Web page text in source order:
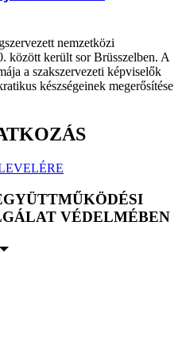
nemzetközi
között került sor Brüsszelben. A
a szakszervezeti képviselők
készségeinek megerősítése
VÉDELMÉBEN